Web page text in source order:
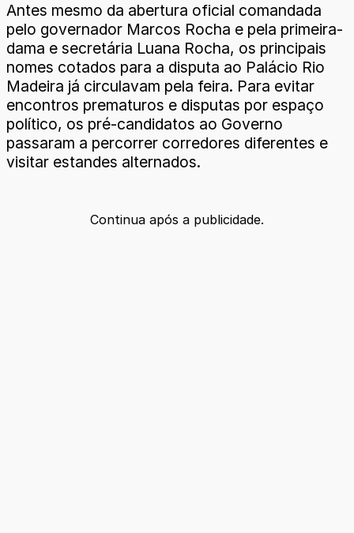
Antes mesmo da abertura oficial comandada
pelo governador Marcos Rocha e pela primeira-
dama e secretária Luana Rocha, os principais
nomes cotados para a disputa ao Palácio Rio
Madeira já circulavam pela feira. Para evitar
encontros prematuros e disputas por espaço
político, os pré-candidatos ao Governo
passaram a percorrer corredores diferentes e
visitar estandes alternados.
Continua após a publicidade.